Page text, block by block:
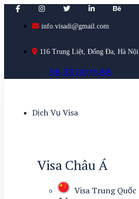
info.visadi@gmail.com
116 Trung Liệt, Đống Đa, Hà Nội
08.33.00.11.88
Dịch Vụ Visa
Visa Châu Á
Visa Trung Quốc